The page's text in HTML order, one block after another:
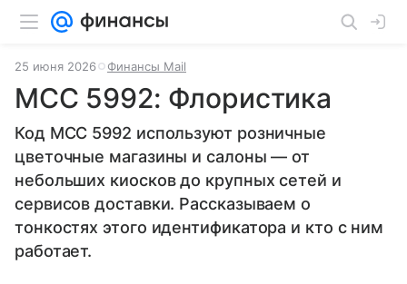
25 июня 2026 Финансы Mail
MCC 5992: Флористика
Код MCC 5992 используют розничные
цветочные магазины и салоны — от
небольших киосков до крупных сетей и
сервисов доставки. Рассказываем о
тонкостях этого идентификатора и кто с ним
работает.